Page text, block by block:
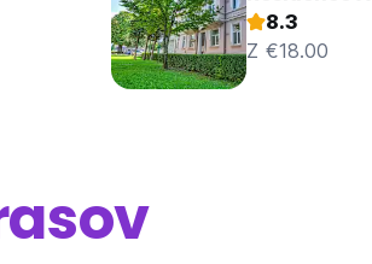
8.3
Z €18.00